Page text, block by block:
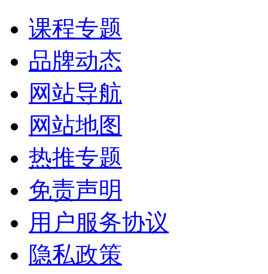
课程专题
品牌动态
网站导航
网站地图
热推专题
免责声明
用户服务协议
隐私政策